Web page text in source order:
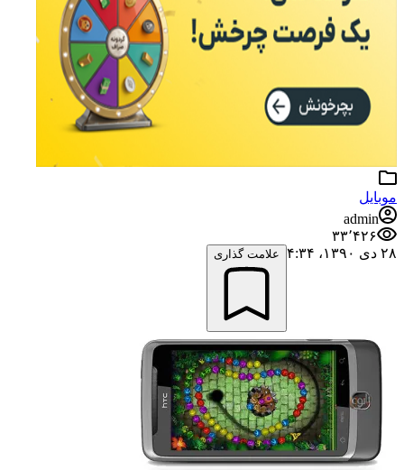
موبایل
admin
۳۳٬۴۲۶
۲۸ دی ۱۳۹۰،‏ ۴:۳۴
علامت گذاری